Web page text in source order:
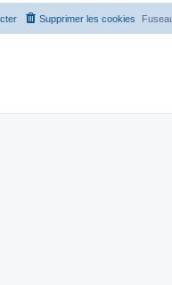
Supprimer les cookies